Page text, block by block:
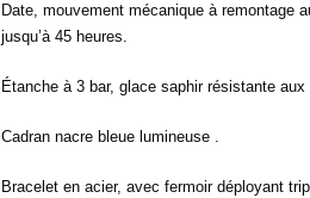
Date, mouvement mécanique à remontage
jusqu’à 45 heures.
Étanche à 3 bar, glace saphir résistante
Cadran nacre bleue lumineuse .
Bracelet en acier, avec fermoir déployant